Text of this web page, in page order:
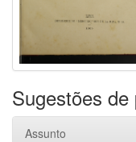
Sugestões de
Assunto